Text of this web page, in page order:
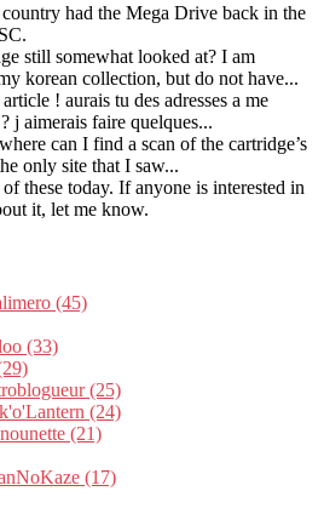
had the Mega Drive back in the
.
still somewhat looked at? I am
korean collection, but do not have...
article ! aurais tu des adresses a me
? j aimerais faire quelques...
can I find a scan of the cartridge’s
only site that I saw...
these today. If anyone is interested in
it, let me know.
(45)
(33)
(25)
(24)
(21)
(17)